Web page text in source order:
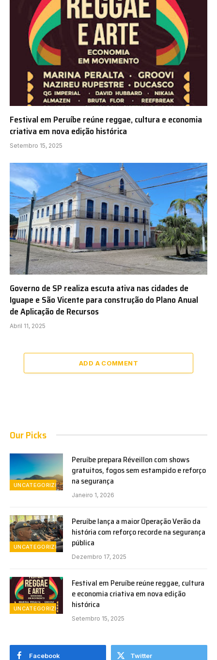
Festival em Peruíbe reúne reggae, cultura e economia
criativa em nova edição histórica
Setembro 15, 2025
Governo de SP realiza escuta ativa nas cidades de
Iguape e São Vicente para construção do Plano Anual
de Aplicação de Recursos
Abril 11, 2025
ADD A COMMENT
Our Picks
UNCATEGORIZED
Peruíbe prepara Réveillon com shows
gratuitos, fogos sem estampido e reforço
na segurança
Janeiro 1, 2026
UNCATEGORIZED
Peruíbe lança a maior Operação Verão da
história com reforço recorde na segurança
pública
Dezembro 17, 2025
UNCATEGORIZED
Festival em Peruíbe reúne reggae, cultura
e economia criativa em nova edição
histórica
Setembro 15, 2025
Facebook Twitter